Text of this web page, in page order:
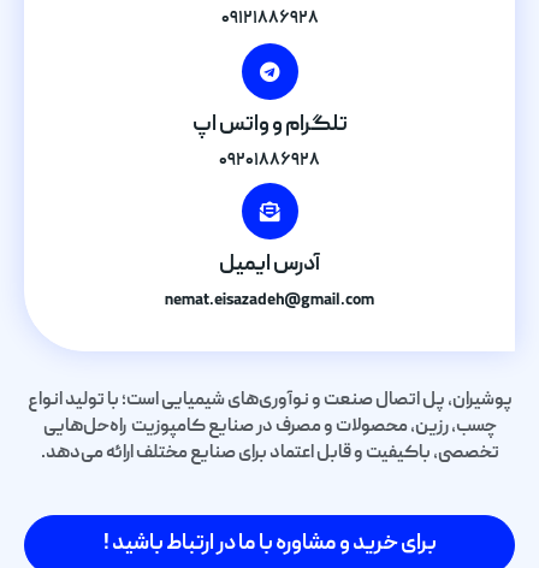
۰۹۱۲۱۸۸۶۹۲۸
تلگرام و واتس اپ
۰۹۲۰۱۸۸۶۹۲۸
آدرس ایمیل
nemat.eisazadeh@gmail.com
پوشیران، پل اتصال صنعت و نوآوری‌های شیمیایی است؛ با تولید انواع
چسب، رزین، محصولات و مصرف در صنایع کامپوزیت راه‌حل‌هایی
تخصصی، باکیفیت و قابل اعتماد برای صنایع مختلف ارائه می‌دهد.
برای خرید و مشاوره با ما در ارتباط باشید !